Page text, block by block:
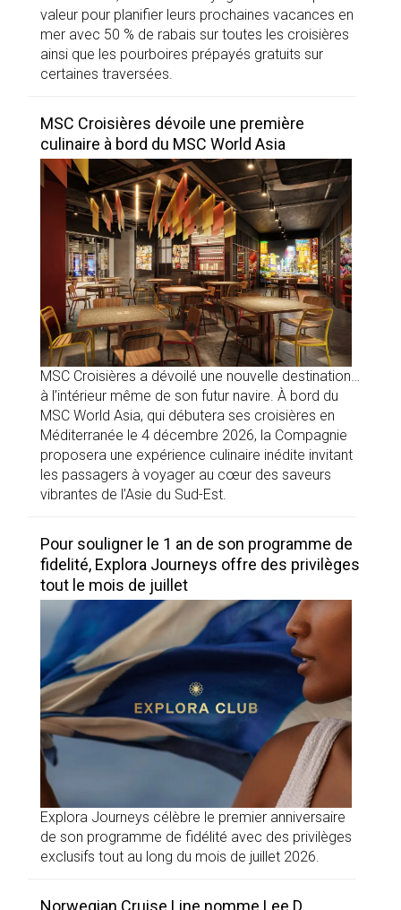
valeur pour planifier leurs prochaines vacances en
mer avec 50 % de rabais sur toutes les croisières
ainsi que les pourboires prépayés gratuits sur
certaines traversées.
MSC Croisières dévoile une première
culinaire à bord du MSC World Asia
MSC Croisières a dévoilé une nouvelle destination…
à l’intérieur même de son futur navire. À bord du
MSC World Asia, qui débutera ses croisières en
Méditerranée le 4 décembre 2026, la Compagnie
proposera une expérience culinaire inédite invitant
les passagers à voyager au cœur des saveurs
vibrantes de l’Asie du Sud-Est.
Pour souligner le 1 an de son programme de
fidelité, Explora Journeys offre des privilèges
tout le mois de juillet
Explora Journeys célèbre le premier anniversaire
de son programme de fidélité avec des privilèges
exclusifs tout au long du mois de juillet 2026.
Norwegian Cruise Line nomme Lee D.